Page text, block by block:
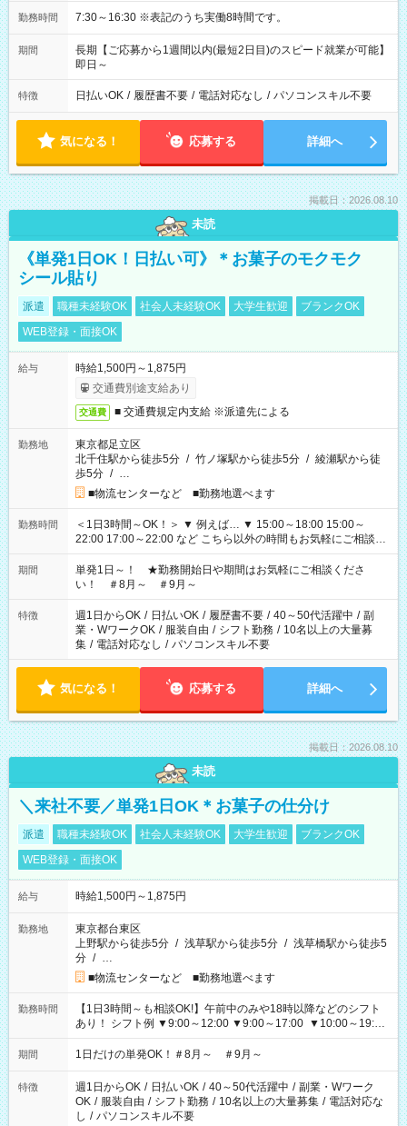
勤務時間 7:30～16:30 ※表記のうち実働8時間です。
期間
長期【ご応募から1週間以内(最短2日目)のスピード就業が可能】
即日～
特徴 日払いOK / 履歴書不要 / 電話対応なし / パソコンスキル不要
気になる！ 応募する 詳細へ
掲載日：2026.08.10
未読
《単発1日OK！日払い可》＊お菓子のモクモク
シール貼り
派遣 職種未経験OK 社会人未経験OK 大学生歓迎
ブランクOK
WEB登録・面接OK
給与
時給1,500円～1,875円
交通費別途支給あり
交通費 ■ 交通費規定内支給 ※派遣先による
勤務地
東京都足立区
北千住駅から徒歩5分 / 竹ノ塚駅から徒歩5分 / 綾瀬駅から徒
歩5分 / …
■物流センターなど ■勤務地選べます
勤務時間
＜1日3時間～OK！＞ ▼ 例えば… ▼ 15:00～18:00 15:00～
22:00 17:00～22:00 など こちら以外の時間もお気軽にご相談く
ださい！
期間
単発1日～！ ★勤務開始日や期間はお気軽にご相談くださ
い！ ＃8月～ ＃9月～
特徴 週1日からOK / 日払いOK / 履歴書不要 / 40～50代活躍中 / 副
業・WワークOK / 服装自由 / シフト勤務 / 10名以上の大量募
集 / 電話対応なし / パソコンスキル不要
気になる！ 応募する 詳細へ
掲載日：2026.08.10
未読
＼来社不要／単発1日OK＊お菓子の仕分け
派遣 職種未経験OK 社会人未経験OK 大学生歓迎
ブランクOK
WEB登録・面接OK
給与 時給1,500円～1,875円
勤務地
東京都台東区
上野駅から徒歩5分 / 浅草駅から徒歩5分 / 浅草橋駅から徒歩5
分 / …
■物流センターなど ■勤務地選べます
勤務時間
【1日3時間～も相談OK!】午前中のみや18時以降などのシフト
あり！ シフト例 ▼9:00～12:00 ▼9:00～17:00 ▼10:00～19:00
▼18:00～21:00
期間 1日だけの単発OK！＃8月～ ＃9月～
特徴 週1日からOK / 日払いOK / 40～50代活躍中 / 副業・Wワーク
OK / 服装自由 / シフト勤務 / 10名以上の大量募集 / 電話対応な
し / パソコンスキル不要